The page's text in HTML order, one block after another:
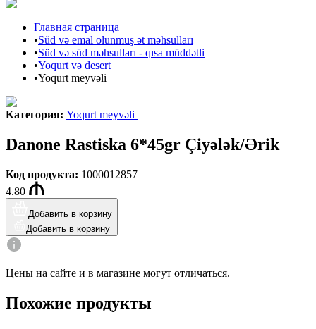
Главная страница
•Süd və emal olunmuş ət məhsulları
•Süd və süd məhsulları - qısa müddətli
•Yoqurt və desert
•Yoqurt meyvəli
Категория: Yoqurt meyvəli
Danone Rastiska 6*45gr Çiyələk/Ərik
Код продукта: 1000012857
4.80
Добавить в корзину
Добавить в корзину
Цены на сайте и в магазине могут отличаться.
Похожие продукты